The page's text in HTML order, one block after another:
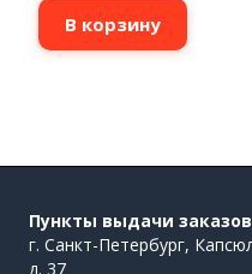
В корзину
Пункты выдачи
г. Санкт-Петербург,
д. 37